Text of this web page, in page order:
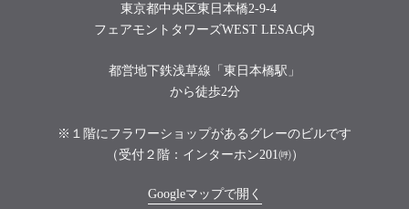
東京都中央区東日本橋2-9-4
フェアモントタワーズWEST LESAC内
都営地下鉄浅草線「東日本橋駅」
から徒歩2分
※１階にフラワーショップがあるグレーのビルです
（受付２階：インターホン201㈺）
Googleマップで開く